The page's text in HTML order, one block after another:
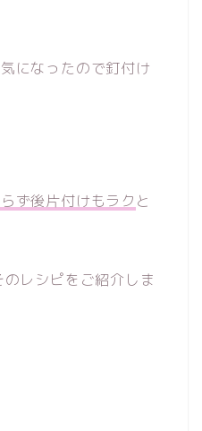
になったので釘付け
ず後片付けもラク と
レシピをご紹介しま